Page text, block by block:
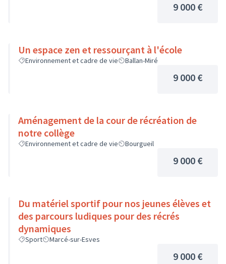
9 000 €
Un espace zen et ressourçant à l'école
Environnement et cadre de vie Ballan-Miré
9 000 €
Aménagement de la cour de récréation de
notre collège
Environnement et cadre de vie Bourgueil
9 000 €
Du matériel sportif pour nos jeunes élèves et
des parcours ludiques pour des récrés
dynamiques
Sport Marcé-sur-Esves
9 000 €